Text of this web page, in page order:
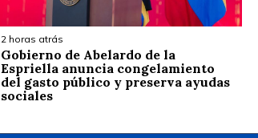
2 horas atrás
Gobierno de Abelardo de la
Espriella anuncia congelamiento
del gasto público y preserva ayudas
sociales